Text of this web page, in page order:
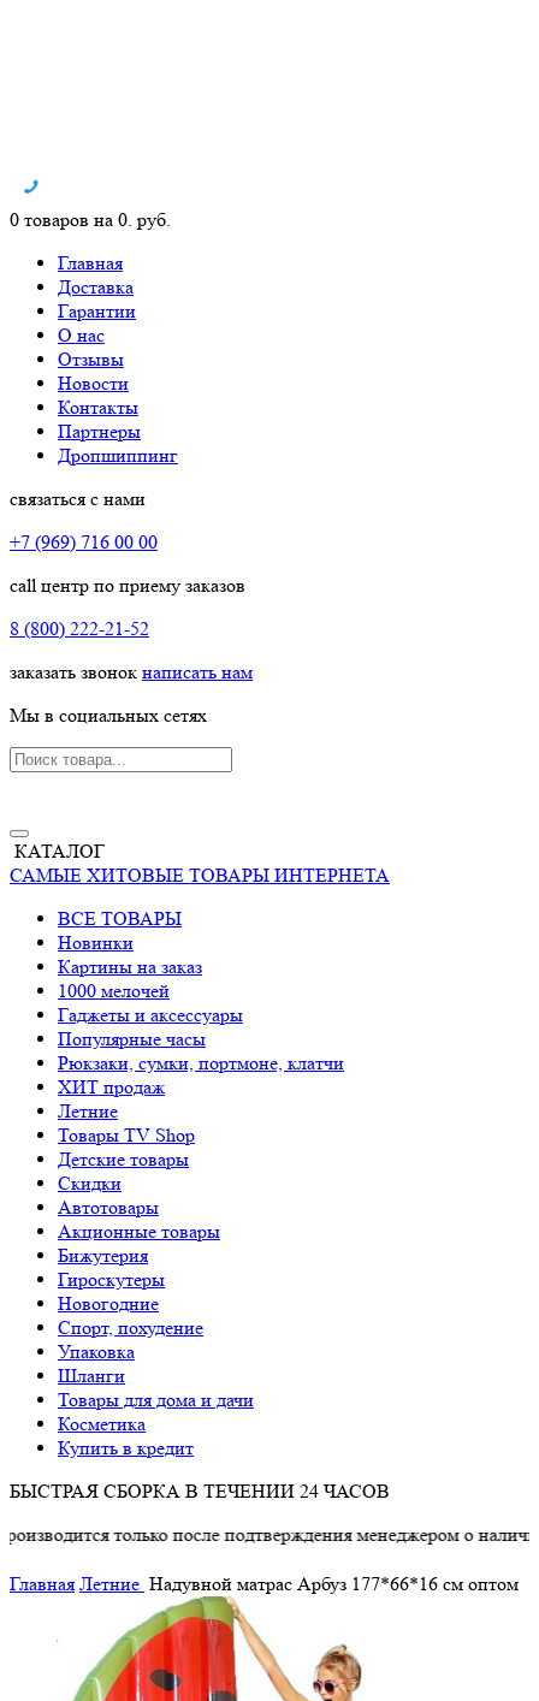
0 товаров на 0. руб.
Главная
Доставка
Гарантии
О нас
Отзывы
Новости
Контакты
Партнеры
Дропшиппинг
связаться с нами
+7 (969) 716 00 00
call центр по приему заказов
8 (800) 222-21-52
заказать звонок написать нам
Мы в социальных сетях
КАТАЛОГ
САМЫЕ ХИТОВЫЕ ТОВАРЫ ИНТЕРНЕТА
ВСЕ ТОВАРЫ
Новинки
Картины на заказ
1000 мелочей
Гаджеты и аксессуары
Популярные часы
Рюкзаки, сумки, портмоне, клатчи
ХИТ продаж
Летние
Товары TV Shop
Детские товары
Cкидки
Автотовары
Акционные товары
Бижутерия
Гироскутеры
Новогодние
Спорт, похудение
Упаковка
Шланги
Товары для дома и дачи
Косметика
Купить в кредит
БЫСТРАЯ СБОРКА В ТЕЧЕНИИ 24 ЧАСОВ
только после подтверждения менеджером о наличии
Главная Летние Надувной матрас Арбуз 177*66*16 см оптом